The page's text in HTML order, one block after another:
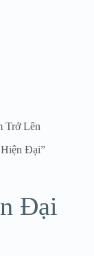
Trở Lên
Hiện Đại”
Đại